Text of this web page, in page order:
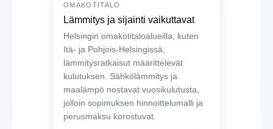
OMAKOTITALO
Lämmitys ja sijainti vaikuttavat
Helsingin omakotitaloalueilla, kuten
Itä- ja Pohjois-Helsingissä,
lämmitysratkaisut määrittelevät
kulutuksen. Sähkölämmitys ja
maalämpö nostavat vuosikulutusta,
jolloin sopimuksen hinnoittelumalli ja
perusmaksu korostuvat.